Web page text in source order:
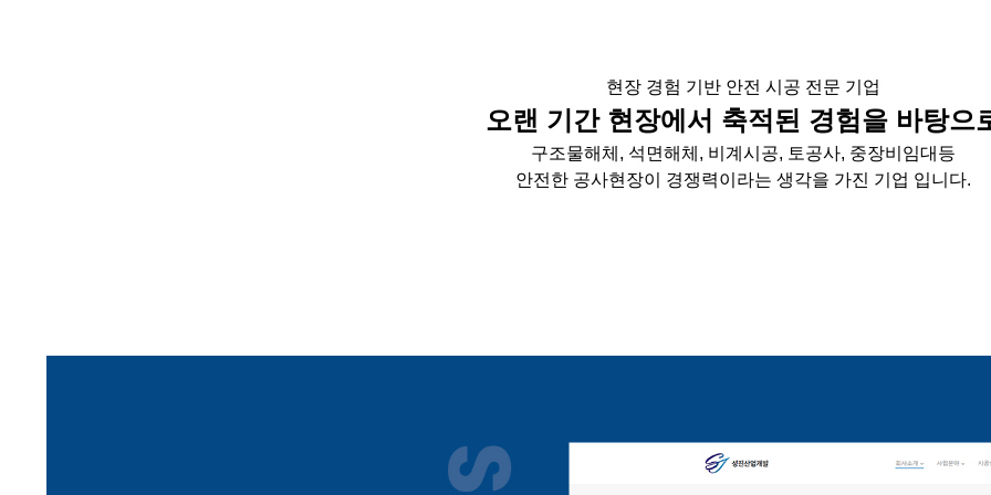
현장 경험 기반 안전 시공 전문 기업
오랜 기간 현장에서 축적된 경험을 바탕으
구조물해체, 석면해체, 비계시공, 토공사, 중장비임대등
안전한 공사현장이 경쟁력이라는 생각을 가진 기업 입니다.